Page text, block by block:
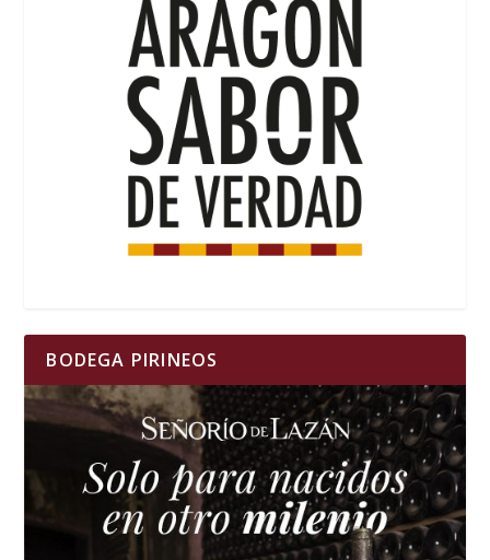
BODEGA PIRINEOS